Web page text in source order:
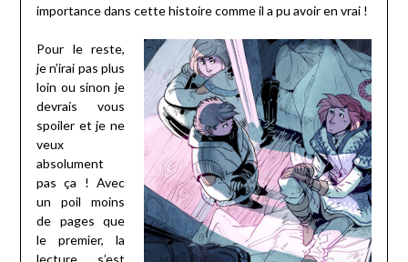
importance dans cette histoire comme il a pu avoir en vrai !
Pour le reste,
je n’irai pas plus
loin ou sinon je
devrais vous
spoiler et je ne
veux
absolument
pas ça ! Avec
un poil moins
de pages que
le premier, la
lecture s’est